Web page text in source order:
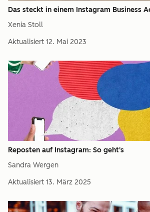
Das steckt in einem Instagram Business
Xenia Stoll
Aktualisiert 12. Mai 2023
Reposten auf Instagram: So geht's
Sandra Wergen
Aktualisiert 13. März 2025